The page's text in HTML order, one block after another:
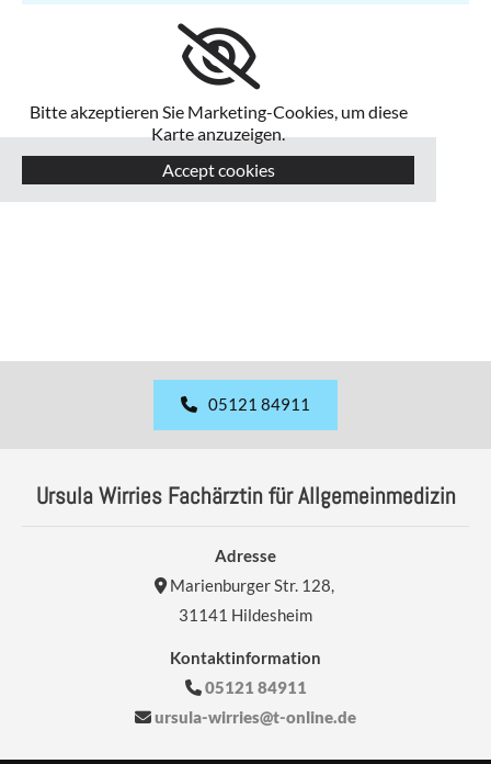
Bitte akzeptieren Sie Marketing-Cookies, um diese
Karte anzuzeigen.
Accept cookies
05121 84911
Ursula Wirries Fachärztin für Allgemeinmedizin
Adresse
 Marienburger Str. 128,
31141 Hildesheim
Kontaktinformation
 05121 84911
 ursula-wirries@t-online.de